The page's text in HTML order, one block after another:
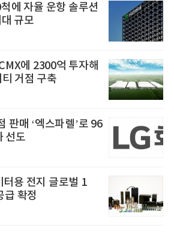
에 자율 운항 솔루션
규모
에 2300억 투자해
거점 구축
판매 ‘엑스파렐’로 96
선도
터용 전지 글로벌 1
확정